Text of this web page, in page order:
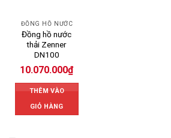
ĐỒNG HỒ NƯỚC
Đồng hồ nước
thải Zenner
DN100
10.070.000₫
THÊM VÀO
GIỎ HÀNG